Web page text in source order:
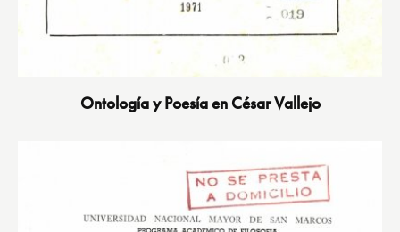
Ontología y Poesía en César Vallejo